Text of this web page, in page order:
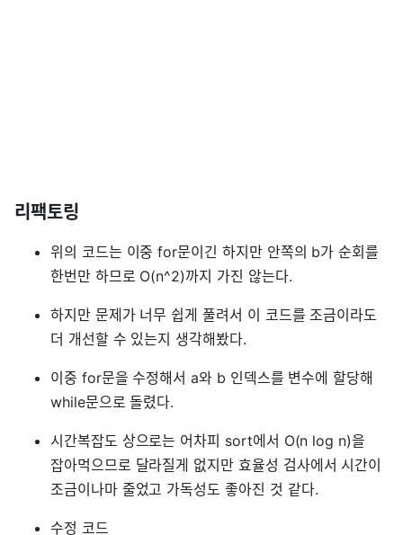
리팩토링
위의 코드는 이중 for문이긴 하지만 안쪽의 b가 순회를
한번만 하므로 O(n^2)까지 가진 않는다.
하지만 문제가 너무 쉽게 풀려서 이 코드를 조금이라도
더 개선할 수 있는지 생각해봤다.
이중 for문을 수정해서 a와 b 인덱스를 변수에 할당해
while문으로 돌렸다.
시간복잡도 상으로는 어차피 sort에서 O(n log n)을
잡아먹으므로 달라질게 없지만 효율성 검사에서 시간이
조금이나마 줄었고 가독성도 좋아진 것 같다.
수정 코드